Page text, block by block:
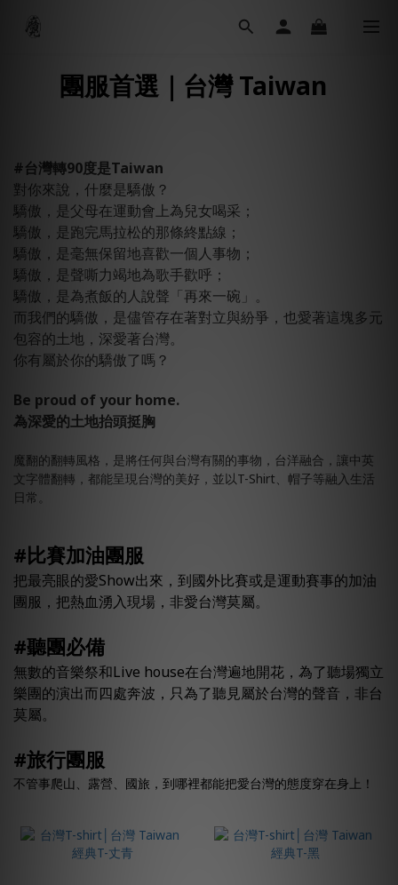
團服首選｜ 台灣 Taiwan
#台灣轉90度是Taiwan
對你來說，什麼是驕傲？
驕傲，是父母在運動會上為兒女喝采；
驕傲，是跑完馬拉松的那條終點線；
驕傲，是毫無保留地喜歡一個人事物；
驕傲，是聲嘶力竭地為歌手歡呼；
驕傲，是為煮飯的人說聲「再來一碗」。
而我們的驕傲，是儘管存在著對立與紛爭，也愛著這塊多元
包容的土地，深愛著台灣。
你有屬於你的驕傲了嗎？
Be proud of your home.
為深愛的土地抬頭挺胸
魔翻的翻轉風格，是將任何與台灣有關的事物，台洋融合，讓中英
文字體翻轉，都能呈現台灣的美好，並以T-Shirt、帽子等融入生活
日常。
#比賽加油團服
把最亮眼的愛Show出來，到國外比賽或是運動賽事的加油
團服，把熱血湧入現場，非愛台灣莫屬。
#聽團必備
無數的音樂祭和Live house在台灣遍地開花，為了聽場獨立
樂團的演出而四處奔波，只為了聽見屬於台灣的聲音，非台
莫屬。
#旅行團服
不管事爬山、露營、國旅，到哪裡都能把愛台灣的態度穿在身上！